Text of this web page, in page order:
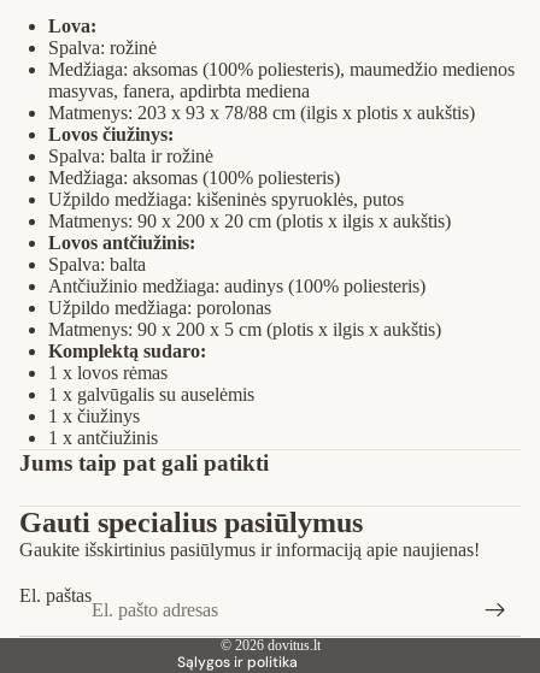
Lova:
Spalva: rožinė
Medžiaga: aksomas (100% poliesteris), maumedžio medienos
masyvas, fanera, apdirbta mediena
Matmenys: 203 x 93 x 78/88 cm (ilgis x plotis x aukštis)
Lovos čiužinys:
Spalva: balta ir rožinė
Medžiaga: aksomas (100% poliesteris)
Užpildo medžiaga: kišeninės spyruoklės, putos
Matmenys: 90 x 200 x 20 cm (plotis x ilgis x aukštis)
Lovos antčiužinis:
Spalva: balta
Antčiužinio medžiaga: audinys (100% poliesteris)
Užpildo medžiaga: porolonas
Matmenys: 90 x 200 x 5 cm (plotis x ilgis x aukštis)
Komplektą sudaro:
1 x lovos rėmas
1 x galvūgalis su auselėmis
1 x čiužinys
1 x antčiužinis
Jums taip pat gali patikti
Gauti specialius pasiūlymus
Gaukite išskirtinius pasiūlymus ir informaciją apie naujienas!
El. paštas
© 2026 dovitus.lt
Sąlygos ir politika
Privatumo strategija
Paslaugų teikimo sąlygos
Siuntimo politika
Teisinis pranešimas